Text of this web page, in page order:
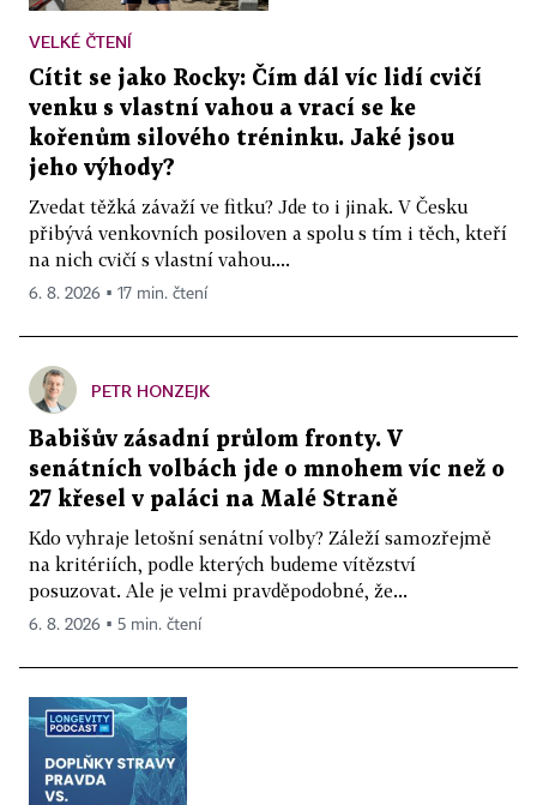
VELKÉ ČTENÍ
Cítit se jako Rocky: Čím dál víc lidí cvičí
venku s vlastní vahou a vrací se ke
kořenům silového tréninku. Jaké jsou
jeho výhody?
Zvedat těžká závaží ve fitku? Jde to i jinak. V Česku
přibývá venkovních posiloven a spolu s tím i těch, kteří
na nich cvičí s vlastní vahou....
6. 8. 2026 ▪ 17 min. čtení
PETR HONZEJK
Babišův zásadní průlom fronty. V
senátních volbách jde o mnohem víc než o
27 křesel v paláci na Malé Straně
Kdo vyhraje letošní senátní volby? Záleží samozřejmě
na kritériích, podle kterých budeme vítězství
posuzovat. Ale je velmi pravděpodobné, že...
6. 8. 2026 ▪ 5 min. čtení